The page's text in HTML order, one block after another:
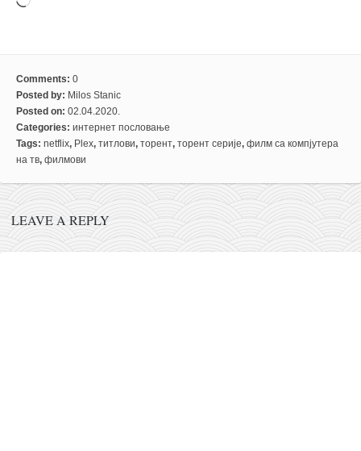
Comments: 0
Posted by: Milos Stanic
Posted on: 02.04.2020.
Categories: интернет пословање
Tags: netflix, Plex, титлови, торент, торент серије, филм са компјутера
на тв, филмови
LEAVE A REPLY